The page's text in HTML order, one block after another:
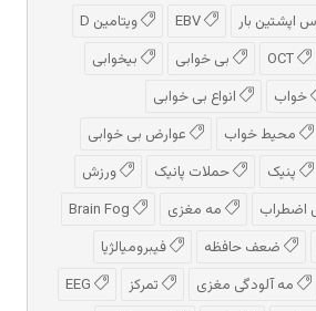
اپشتین بار
ویتامین D
بی خوابی
بیخوابی
خواب
انواع بی خوابی
محیط خواب
عوارض بی خوابی
پنیک حملات پانیک
ورزش
اضطراب مه مغزی
ضعف حافظه
فیبرومیالژیا
مه‌ آلودگی مغزی تمرکز